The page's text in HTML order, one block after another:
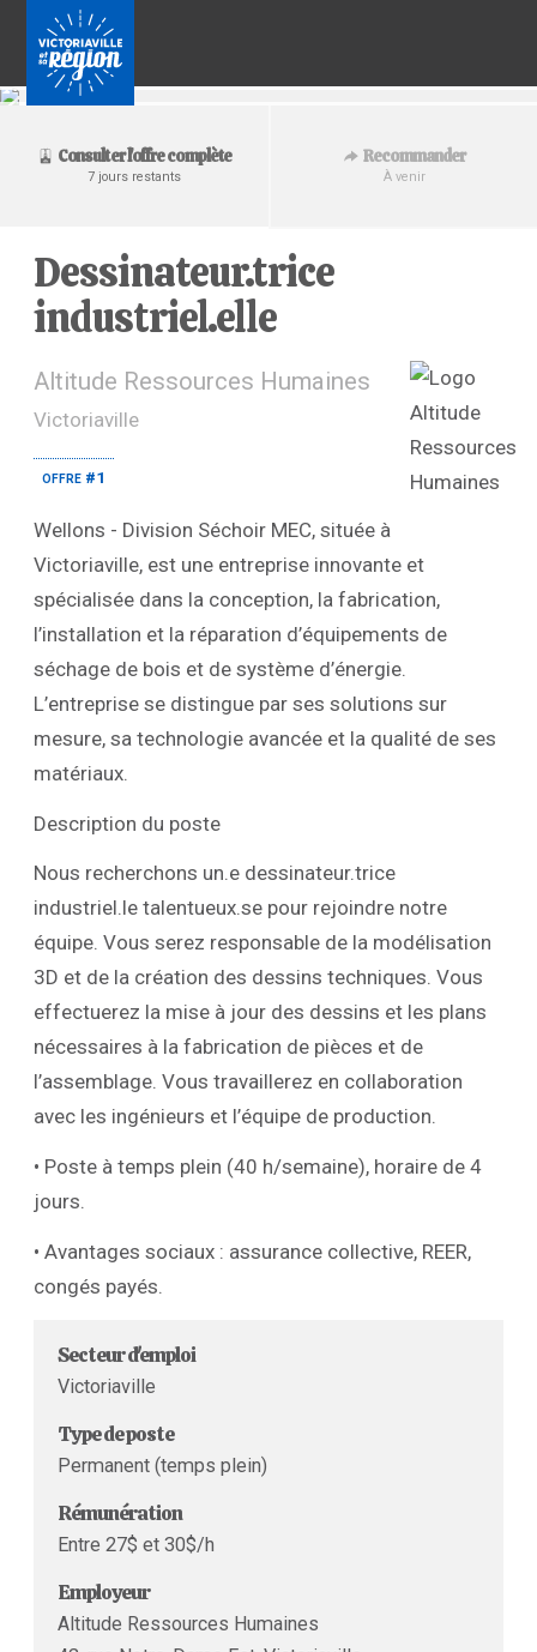
Consulter l'offre complète
7 jours restants
Recommander
À venir
Dessinateur.trice
industriel.elle
Altitude Ressources Humaines
Victoriaville
offre #1
Wellons - Division Séchoir MEC, située à
Victoriaville, est une entreprise innovante et
spécialisée dans la conception, la fabrication,
l’installation et la réparation d’équipements de
séchage de bois et de système d’énergie.
L’entreprise se distingue par ses solutions sur
mesure, sa technologie avancée et la qualité de ses
matériaux.
Description du poste
Nous recherchons un.e dessinateur.trice
industriel.le talentueux.se pour rejoindre notre
équipe. Vous serez responsable de la modélisation
3D et de la création des dessins techniques. Vous
effectuerez la mise à jour des dessins et les plans
nécessaires à la fabrication de pièces et de
l’assemblage. Vous travaillerez en collaboration
avec les ingénieurs et l’équipe de production.
• Poste à temps plein (40 h/semaine), horaire de 4
jours.
• Avantages sociaux : assurance collective, REER,
congés payés.
Secteur d'emploi
Victoriaville
Type de poste
Permanent (temps plein)
Rémunération
Entre 27$ et 30$/h
Employeur
Altitude Ressources Humaines